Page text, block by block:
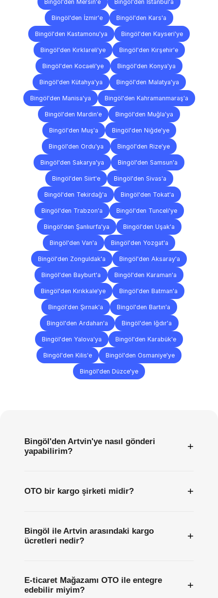
Bingöl'den Mersin'e Bingöl'den İstanbul'a
Bingöl'den İzmir'e Bingöl'den Kars'a
Bingöl'den Kastamonu'ya Bingöl'den Kayseri'ye
Bingöl'den Kırklareli'ye Bingöl'den Kırşehir'e
Bingöl'den Kocaeli'ye Bingöl'den Konya'ya
Bingöl'den Kütahya'ya Bingöl'den Malatya'ya
Bingöl'den Manisa'ya Bingöl'den Kahramanmaraş'a
Bingöl'den Mardin'e Bingöl'den Muğla'ya
Bingöl'den Muş'a Bingöl'den Niğde'ye
Bingöl'den Ordu'ya Bingöl'den Rize'ye
Bingöl'den Sakarya'ya Bingöl'den Samsun'a
Bingöl'den Siirt'e Bingöl'den Sivas'a
Bingöl'den Tekirdağ'a Bingöl'den Tokat'a
Bingöl'den Trabzon'a Bingöl'den Tunceli'ye
Bingöl'den Şanlıurfa'ya Bingöl'den Uşak'a
Bingöl'den Van'a Bingöl'den Yozgat'a
Bingöl'den Zonguldak'a Bingöl'den Aksaray'a
Bingöl'den Bayburt'a Bingöl'den Karaman'a
Bingöl'den Kırıkkale'ye Bingöl'den Batman'a
Bingöl'den Şırnak'a Bingöl'den Bartın'a
Bingöl'den Ardahan'a Bingöl'den Iğdır'a
Bingöl'den Yalova'ya Bingöl'den Karabük'e
Bingöl'den Kilis'e Bingöl'den Osmaniye'ye
Bingöl'den Düzce'ye
Bingöl'den Artvin'ye nasıl gönderi
yapabilirim?
+
OTO bir kargo şirketi midir? +
Bingöl ile Artvin arasındaki kargo
ücretleri nedir?
+
E-ticaret Mağazamı OTO ile entegre
edebilir miyim?
+